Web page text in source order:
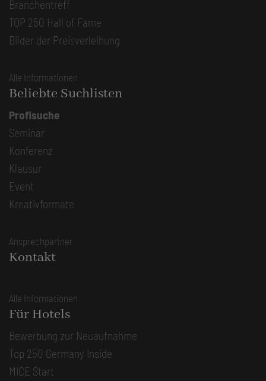
Branchentreff
TOP 250 Hall of Fame
Bilder der Preisverleihung
Alle Informationen
Beliebte Suchlisten
Profisuche
Seminar
Konferenz
Klausur
Event
Kreativformate
Ansprechpartner
Kontakt
Alle Informationen
Für Hotels
Bewerbung zur Neuaufnahme
Top 250 Germany Inside
MICE Start